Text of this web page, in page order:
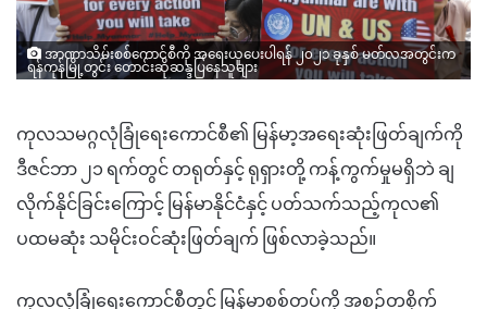
အာဏာသိမ်းစစ်ကောင်စီကို အရေးယူပေးပါရန် ၂၀၂၁ ခုနှစ် မတ်လအတွင်းက
ရန်ကုန်မြို့တွင်း တောင်းဆိုဆန္ဒပြနေသူများ
ကုလသမဂ္ဂလုံခြုံရေးကောင်စီ၏ မြန်မာ့အရေးဆုံးဖြတ်ချက်ကို
ဒီဇင်ဘာ ၂၁ ရက်တွင် တရုတ်နှင့် ရုရှားတို့ ကန့်ကွက်မှုမရှိဘဲ ချ
လိုက်နိုင်ခြင်းကြောင့် မြန်မာနိုင်ငံနှင့် ပတ်သက်သည့်ကုလ၏
ပထမဆုံး သမိုင်းဝင်ဆုံးဖြတ်ချက် ဖြစ်လာခဲ့သည်။
ကုလလုံခြုံရေးကောင်စီတွင် မြန်မာစစ်တပ်ကို အစဉ်တစိုက်